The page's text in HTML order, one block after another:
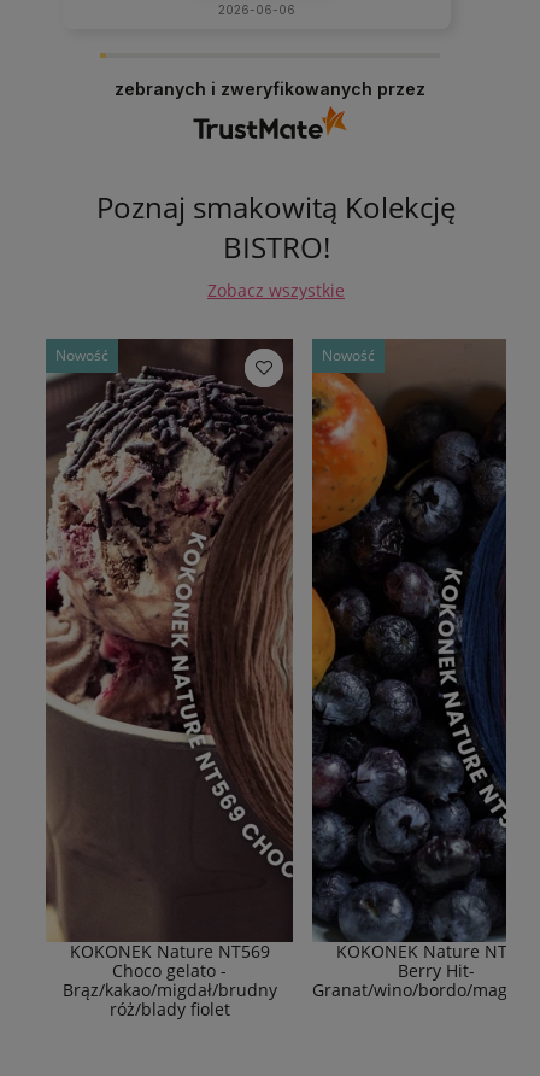
2026-06-06
zebranych i zweryfikowanych przez
Poznaj smakowitą Kolekcję
BISTRO!
Zobacz wszystkie
KOKONEK Nature NT569
Choco gelato -
Brąz/kakao/migdał/brudny
róż/blady fiolet
Nowość
KOKONEK Nature NT577
Berry Hit-
Granat/wino/bordo/
Nowość